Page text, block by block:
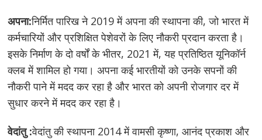
अपना:निर्मित पारिख ने 2019 में अपना की स्थापना की, जो भारत में
कर्मचारियों और प्रशिक्षित पेशेवरों के लिए नौकरी प्रदान करता है।
इसके निर्माण के दो वर्षों के भीतर, 2021 में, यह प्रतिष्ठित यूनिकॉर्न
क्लब में शामिल हो गया। अपना कई भारतीयों को उनके सपनों की
नौकरी पाने में मदद कर रहा है और भारत को अपनी रोजगार दर में
सुधार करने में मदद कर रहा है।
वेदांतु :वेदांतु की स्थापना 2014 में वामसी कृष्णा, आनंद प्रकाश और